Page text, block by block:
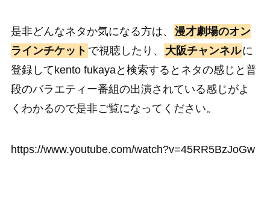
是非どんなネタか気になる方は、
漫才劇場のオン
ラインチケット で視聴したり、 大阪チャンネルに
登録してkento fukayaと検索するとネタの感じと普
段のバラエティー番組の出演されている感じがよ
くわかるので是非ご覧になってください。
https://www.youtube.com/watch?v=45RR5BzJoGw